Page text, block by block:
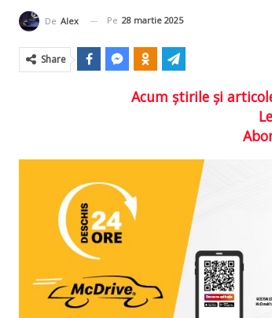
De Alex Pe 28 martie 2025
Share
Acum ştirile şi